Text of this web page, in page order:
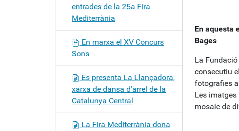
En aquesta
Bages
La
consecutiu
fotografies
Les imatges
mosaic de
entrades de la 25a Fira
Mediterrània
En marxa el XV Concurs
Sons
Es presenta La Llançadora,
xarxa de dansa d’arrel de la
Catalunya Central
La Fira Mediterrània dona